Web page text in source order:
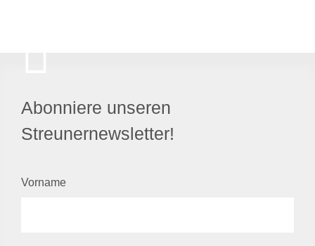
Abonniere unseren
Streunernewsletter!
Vorname